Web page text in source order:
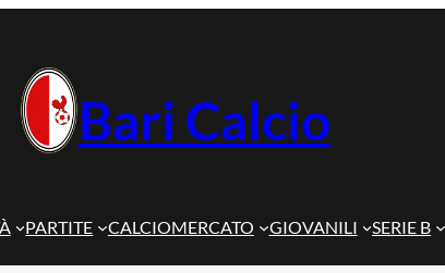
Bari Calcio
PARTITE CALCIOMERCATO GIOVANILI SERIE B